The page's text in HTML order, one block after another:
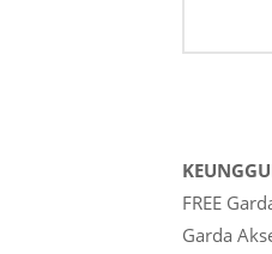
FREE
Garda